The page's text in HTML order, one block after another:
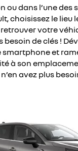
ou dans l’une des
choisissez le lieu
votre
besoin de clés !
smartphone et
à son
avez plus